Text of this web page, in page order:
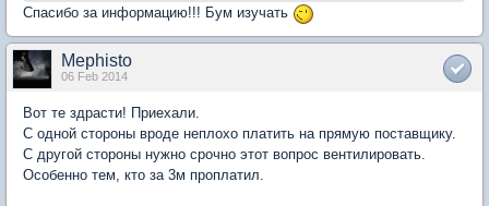
Спасибо за информацию!!! Бум изучать
Mephisto
06 Feb 2014
Вот те здрасти! Приехали.
С одной стороны вроде неплохо платить на прямую поставщику.
С другой стороны нужно срочно этот вопрос вентилировать.
Особенно тем, кто за 3м проплатил.